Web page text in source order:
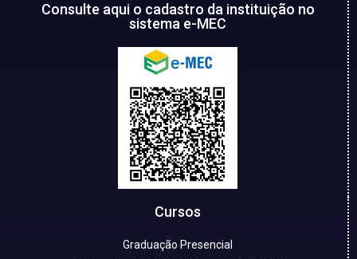
Consulte aqui o cadastro da instituição no
sistema e-MEC
Cursos
Graduação Presencial